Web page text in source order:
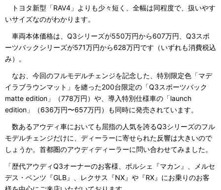
トヨタ新型「RAV4」よりも少々短く、全幅は同程度で、扱いやす
いサイズなのがわかります。
車両本体価格は、Q3シリーズが550万円から607万円、Q3スポ
ーツバックシリーズが571万円から628万円です（いずれも消費税込
み）。
なお、今回のフルモデルチェンジを記念した、特別限定色「マデ
イラブラウンマット」を纏った200台限定の「Q3スポーツバック
matte edition」（778万円）や、導入特別仕様車の「launch
edition」（636万円〜657万円）も同時に発売されています。
数あるアウディ車においても屈指の人気を誇るQ3シリーズのフル
モデルチェンジだけに、ディーラーに寄せられた反響は大きいので
しょうか。首都圏のアウディディーラーに問い合わせてみました。
「歴代アウディQ3オーナーのお客様、ポルシェ『マカン』、メルセ
デス・ベンツ『GLB』、レクサス『NX』や『RX』にお乗りのお客